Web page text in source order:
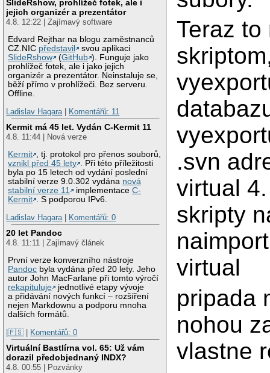
SlideRshow, prohlížeč fotek, ale i
jejich organizér a prezentátor
4.8. 12:22 | Zajímavý software
Edvard Rejthar na blogu zaměstnanců
CZ.NIC představil
svou aplikaci
SlideRshow
(GitHub ). Funguje jako
prohlížeč fotek, ale i jako jejich
organizér a prezentátor. Neinstaluje se,
běží přímo v prohlížeči. Bez serveru.
Offline.
Ladislav Hagara | Komentářů: 11
Kermit má 45 let. Vydán C-Kermit 11
4.8. 11:44 | Nová verze
Kermit , tj. protokol pro přenos souborů,
vznikl před 45 lety . Při této příležitosti
byla po 15 letech od vydání poslední
stabilní verze 9.0.302 vydána nová
stabilní verze 11
implementaceC-
Kermit . S podporou IPv6.
Ladislav Hagara | Komentářů: 0
20 let Pandoc
4.8. 11:11 | Zajímavý článek
První verze konverzního nástroje
Pandoc byla vydána před 20 lety. Jeho
autor John MacFarlane při tomto výročí
rekapituluje
jednotlivé etapy vývoje
a přidávání nových funkcí – rozšíření
nejen Markdownu a podporu mnoha
dalších formátů.
|🇵🇸 | Komentářů: 0
Virtuální Bastlírna vol. 65: Už vám
dorazil předobjednaný INDX?
4.8. 00:55 | Pozvánky
Teraz to
.svn
virtual
skripty
virtual
pripada
nohou
vlastne